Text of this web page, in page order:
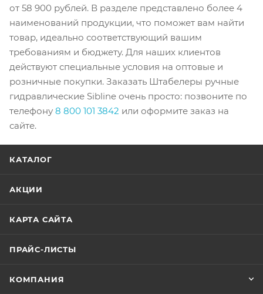
от 58 900 рублей. В разделе представлено более 4
наименований продукции, что поможет вам найти
товар, идеально соответствующий вашим
требованиям и бюджету. Для наших клиентов
действуют специальные условия на оптовые и
розничные покупки. Заказать Штабелеры ручные
гидравлические Sibline очень просто: позвоните по
телефону 8 800 101 3842 или оформите заказ на
сайте.
КАТАЛОГ
АКЦИИ
КАРТА САЙТА
ПРАЙС-ЛИСТЫ
КОМПАНИЯ